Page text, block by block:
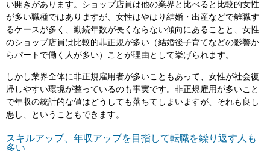
い開きがあります。ショップ店員は他の業界と比べると比較的女性
が多い職種ではありますが、女性はやはり結婚・出産などで離職す
るケースが多く、勤続年数が長くならない傾向にあることと、女性
のショップ店員は比較的非正規が多い（結婚後子育てなどの影響か
らパートで働く人が多い）ことが理由として挙げられます。
しかし業界全体に非正規雇用者が多いこともあって、女性が社会復
帰しやすい環境が整っているのも事実です。非正規雇用が多いこと
で年収の統計的な値はどうしても落ちてしまいますが、それも良し
悪し、ということもできます。
スキルアップ、年収アップを目指して転職を繰り返す人も
多い